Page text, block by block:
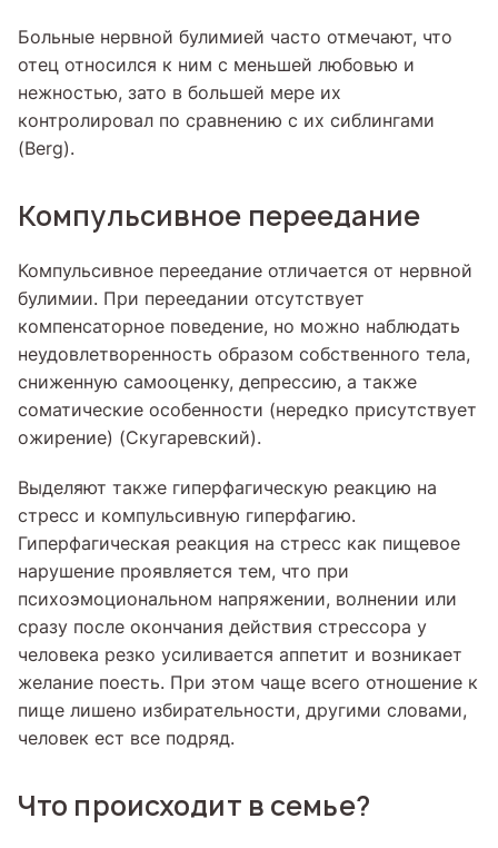
Больные нервной булимией часто отмечают, что
отец относился к ним с меньшей любовью и
нежностью, зато в большей мере их
контролировал по сравнению с их сиблингами
(Berg).
Компульсивное переедание
Компульсивное переедание отличается от нервной
булимии. При переедании отсутствует
компенсаторное поведение, но можно наблюдать
неудовлетворенность образом собственного тела,
сниженную самооценку, депрессию, а также
соматические особенности (нередко присутствует
ожирение) (Скугаревский).
Выделяют также гиперфагическую реакцию на
стресс и компульсивную гиперфагию.
Гиперфагическая реакция на стресс как пищевое
нарушение проявляется тем, что при
психоэмоциональном напряжении, волнении или
сразу после окончания действия стрессора у
человека резко усиливается аппетит и возникает
желание поесть. При этом чаще всего отношение к
пище лишено избирательности, другими словами,
человек ест все подряд.
Что происходит в семье?